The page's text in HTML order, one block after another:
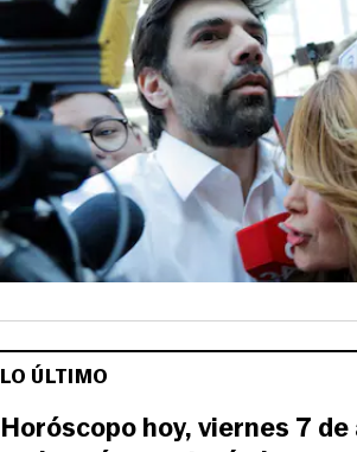
LO ÚLTIMO
Horóscopo hoy, viernes 7